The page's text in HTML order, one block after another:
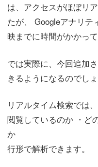
は、アクセスがほぼリ
たが、 Googleアナリテ
映までに時間がかかって
では実際に、今回追加
きるようになるのでし
リアルタイム検索では
閲覧しているのか ・ど
か など
行形で解析できます。